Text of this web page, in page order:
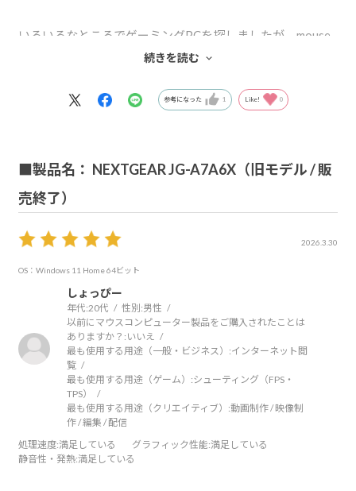
いろいろなところでゲーミングPCを探しましたが、mouse
さんでの購入がベストだと思い買わせていただきました。
息子も大変喜んでおります。
す。
今後ともどうぞよろしくお願いいたします。
続きを読む
参考になった 1 Like! 0
■製品名： NEXTGEAR JG-A7A6X（旧モデル / 販
売終了）
2026.3.30
OS：Windows 11 Home 64ビット
しょっぴー
年代:20代 性別:男性
以前にマウスコンピューター製品をご購入されたことは
ありますか？: いいえ
最も使用する用途（一般・ビジネス）:インターネット閲
覧
最も使用する用途（ゲーム）:シューティング（FPS・
TPS）
最も使用する用途（クリエイティブ）:動画制作 / 映像制
作 / 編集 / 配信
処理速度:満足している グラフィック性能:満足している
静音性・発熱:満足している